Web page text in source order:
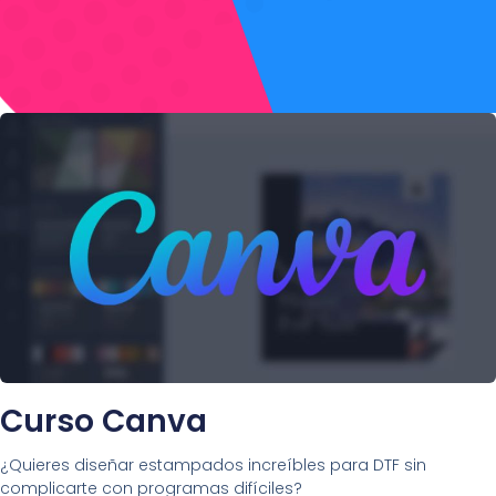
Curso Canva
¿Quieres diseñar estampados increíbles para DTF sin
complicarte con programas difíciles?